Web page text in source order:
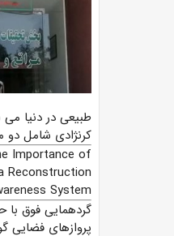
کرنژادی شامل
Importance of
Reconstruction
System
گردهمایی فوق با